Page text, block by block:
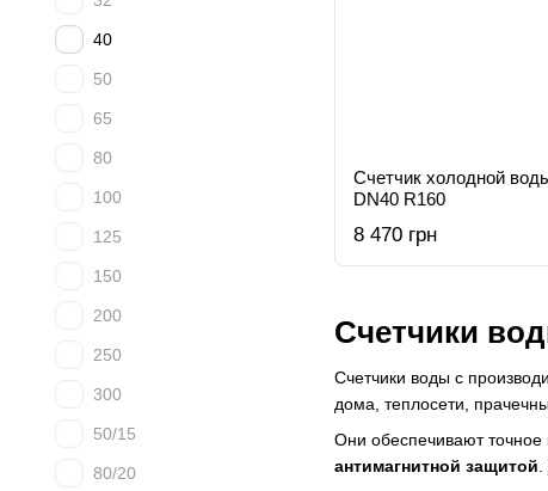
Счетчики
Счетчики воды с
дома, теплосети,
Они обеспечивают точное
антимагнитной защитой.
Счетчик холодной
DN40 R160
8 470 грн
40
50
65
80
100
125
150
200
250
300
50/15
80/20